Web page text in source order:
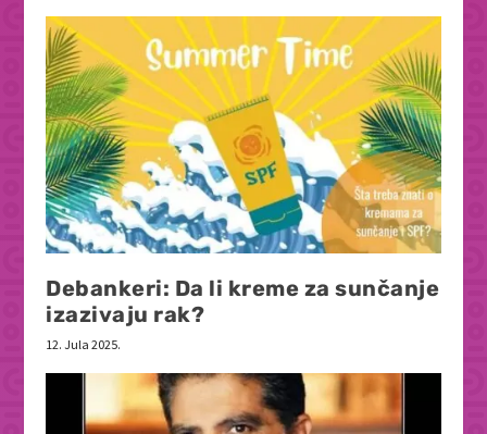
Debankeri: Da li kreme za sunčanje
izazivaju rak?
12. Jula 2025.